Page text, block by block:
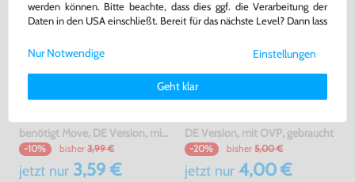
benötigt Move, DE Version, mit OVP, gebraucht
-10% bisher 3,99 €
jetzt nur3,59 €
DE Version, mit OVP, gebraucht
-20% bisher 5,00 €
jetzt nur4,00 €
werden können. Bitte beachte, dass dies ggf. die Verarbeitung der
Daten in den USA einschließt. Bereit für das nächste Level? Dann lass
Weitere Informationen zu den von uns verwendeten Cookies und
Deinen Rechten als Nutzer findest Du in unsererDaten­schutz­
Impressum.
Einstellungen
Geht klar
Nur Notwendige